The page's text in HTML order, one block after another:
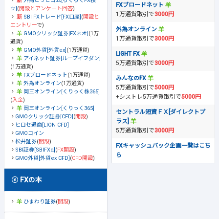
立] (開設とアンケート回答)
SBI FXトレード[FX口座] (開設と
エントリーで)
GMOクリック証券[FXネオ] (1万
通貨)
GMO外貨[外貨ex] (1万通貨)
アイネット証券[ループイフダン]
(1万通貨)
FXブロードネット(1万通貨)
外為オンライン(1万通貨)
岡三オンライン[くりっく株365]
(入金)
岡三オンライン[くりっく365]
GMOクリック証券[CFD] (開設)
ヒロセ通商[LION CFD]
GMOコイン
松井証券(開設)
SBI証券[SBIFXα] (FX開設)
GMO外貨[外貨ex CFD] (CFD開設)
FXの本
ひまわり証券(開設)
FXブロードネット
1万通貨取引で3000円
外為オンライン
1万通貨取引で3000円
LIGHT FX
5万通貨取引で3000円
みんなのFX
5万通貨取引で5000円
+シストレ5万通貨取引で5000円
セントラル短資ＦＸ[ダイレクトプ
ラス]
5万通貨取引で3000円
FXキャッシュバック企画一覧はこち
ら